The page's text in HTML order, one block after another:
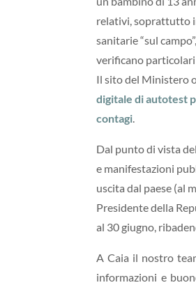
relativi, soprattutto
sanitarie “sul
verificano
Il sito del Ministero
digitale di autotest
contagi.
Dal punto di vista
e manifestazioni
uscita dal paese (al
Presidente della
al 30 giugno,
A Caia il nostro
informazioni e